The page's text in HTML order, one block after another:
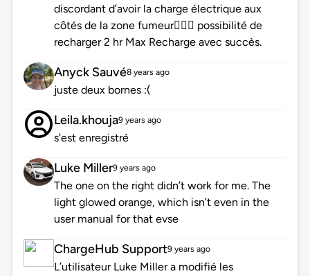
discordant d’avoir la charge électrique aux
côtés de la zone fumeur🤦🏼‍♀️ possibilité de
recharger 2 hr Max Recharge avec succès.
Anyck Sauvé8 years ago
juste deux bornes :(
Leila.khouja9 years ago
s'est enregistré
Luke Miller9 years ago
The one on the right didn’t work for me. The
light glowed orange, which isn’t even in the
user manual for that evse
ChargeHub Support9 years ago
L’utilisateur Luke Miller a modifié les